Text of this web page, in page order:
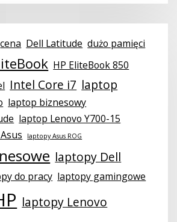
cena Dell Latitude dużo pamięci
HP EliteBook 850
Intel Core i7 laptop
laptop biznesowy
laptop Lenovo Y700-15
laptopy Asus ROG
laptopy Dell
do pracy laptopy gamingowe
laptopy Lenovo